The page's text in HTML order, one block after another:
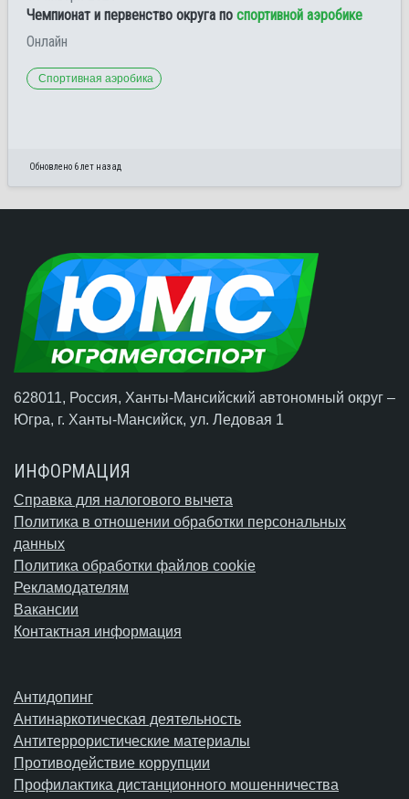
Чемпионат и первенство округа по спортивной аэробике
Онлайн
Спортивная аэробика
Обновлено 6 лет назад
628011, Россия, Ханты-Мансийский автономный округ –
Югра, г. Ханты-Мансийск, ул. Ледовая 1
ИНФОРМАЦИЯ
Справка для налогового вычета
Политика в отношении обработки персональных
данных
Политика обработки файлов cookie
Рекламодателям
Вакансии
Контактная информация
Антидопинг
Антинаркотическая деятельность
Антитеррористические материалы
Противодействие коррупции
Профилактика дистанционного мошенничества